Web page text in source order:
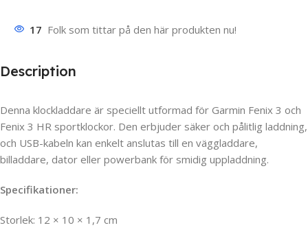
17 Folk som tittar på den här produkten nu!
Description
Denna klockladdare är speciellt utformad för Garmin Fenix 3 och
Fenix 3 HR sportklockor. Den erbjuder säker och pålitlig laddning,
och USB-kabeln kan enkelt anslutas till en väggladdare,
billaddare, dator eller powerbank för smidig uppladdning.
Specifikationer:
Storlek: 12 × 10 × 1,7 cm